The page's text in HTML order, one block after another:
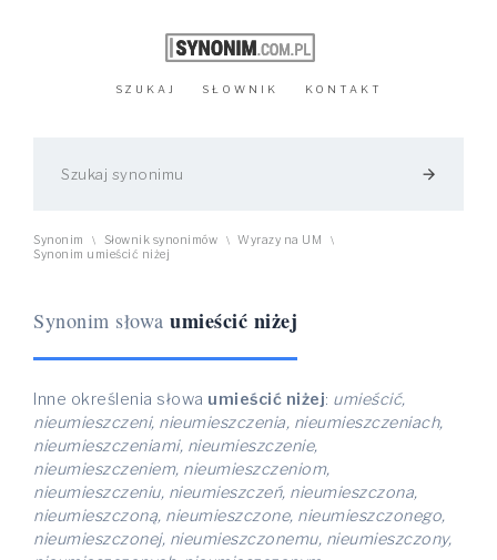
SZUKAJ SŁOWNIK KONTAKT
arrow_forward
Synonim \ Słownik synonimów \ Wyrazy na UM \
Synonim umieścić niżej
Synonim słowa umieścić niżej
Inne określenia słowa umieścić niżej: umieścić,
nieumieszczeni, nieumieszczenia, nieumieszczeniach,
nieumieszczeniami, nieumieszczenie,
nieumieszczeniem, nieumieszczeniom,
nieumieszczeniu, nieumieszczeń, nieumieszczona,
nieumieszczoną, nieumieszczone, nieumieszczonego,
nieumieszczonej, nieumieszczonemu, nieumieszczony,